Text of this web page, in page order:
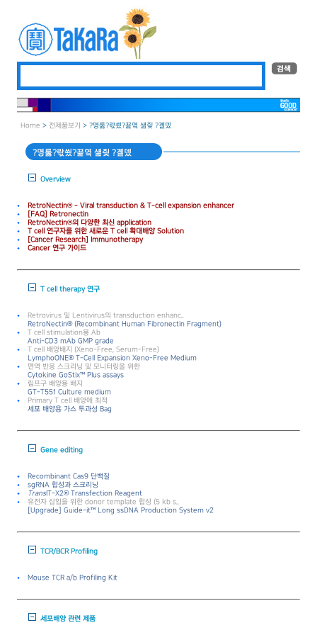
Home > 전제품보기 > ?명룷?띿쑀?꾩옄 移섎즺 ?곌뎄
?명룷?띿쑀?꾩옄 移섎즺 ?곌뎄
Overview
RetroNectin® - Viral transduction & T-cell expansion enhancer
[FAQ] Retronectin
RetroNectin®의 다양한 최신 application
T cell 연구자를 위한 새로운 T cell 확대배양 Solution
[Cancer Research] Immunotherapy
Cancer 연구 가이드
T cell therapy 연구
Retrovirus 및 Lentivirus의 transduction enhanc..
RetroNectin® (Recombinant Human Fibronectin Fragment)
T cell stimulation용 Ab
Anti-CD3 mAb GMP grade
T cell 배양배지 (Xeno-Free, Serum-Free)
LymphoONE® T-Cell Expansion Xeno-Free Medium
면역 반응 스크리닝 및 모니터링을 위한
Cytokine GoStix™ Plus assays
림프구 배양용 배지
GT-T551 Culture medium
Primary T cell 배양에 최적
세포 배양용 가스 투과성 Bag
Gene editing
Recombinant Cas9 단백질
sgRNA 합성과 스크리닝
TransIT-X2® Transfection Reagent
유전자 삽입을 위한 donor template 합성 (5 kb s..
[Upgrade] Guide-it™ Long ssDNA Production System v2
TCR/BCR Profiling
Mouse TCR a/b Profiling Kit
세포배양 관련 제품